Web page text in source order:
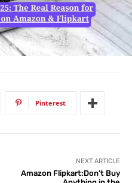
Pinterest
NEXT ARTICLE
Amazon Flipkart:Don’t Buy